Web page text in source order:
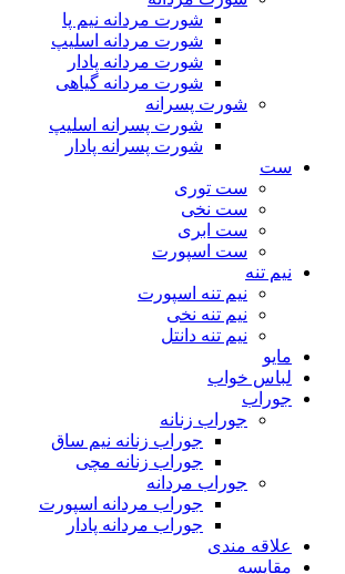
شورت مردانه نیم پا
شورت مردانه اسلیپ
شورت مردانه پادار
شورت مردانه گیاهی
شورت پسرانه
شورت پسرانه اسلیپ
شورت پسرانه پادار
ست
ست توری
ست نخی
ست ابری
ست اسپورت
نیم تنه
نیم تنه اسپورت
نیم تنه نخی
نیم تنه دانتل
مایو
لباس خواب
جوراب
جوراب زنانه
جوراب زنانه نیم ساق
جوراب زنانه مچی
جوراب مردانه
جوراب مردانه اسپورت
جوراب مردانه پادار
علاقه مندی
مقایسه